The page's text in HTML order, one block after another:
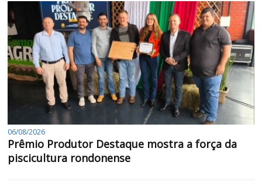
06/08/2026
Prêmio Produtor Destaque mostra a força da
piscicultura rondonense